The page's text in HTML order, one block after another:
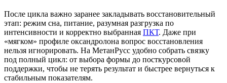
После цикла важно заранее закладывать восстановительный
этап: режим сна, питание, разумная разгрузка по
интенсивности и корректно выбранная ПКТ. Даже при
«мягком» профиле оксандролона вопрос восстановления
нельзя игнорировать. На МетанРусс удобно собрать связку
под полный цикл: от выбора формы до посткурсовой
поддержки, чтобы не терять результат и быстрее вернуться к
стабильным показателям.